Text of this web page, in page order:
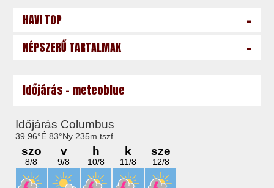
HAVI TOP -
NÉPSZERŰ TARTALMAK -
Időjárás - meteoblue